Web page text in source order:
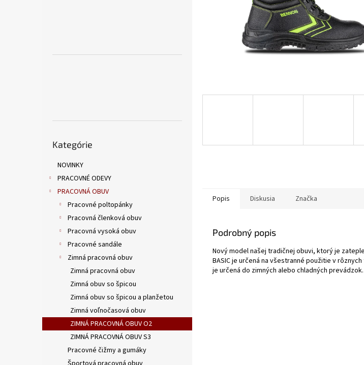
kategórie
Kategórie
NOVINKY
PRACOVNÉ ODEVY
PRACOVNÁ OBUV
Pracovné poltopánky
Pracovná členková obuv
Pracovná vysoká obuv
Pracovné sandále
Zimná pracovná obuv
Zimná pracovná obuv
Zimná obuv so špicou
Zimná obuv so špicou a planžetou
Zimná voľnočasová obuv
ZIMNÁ PRACOVNÁ OBUV O2
ZIMNÁ PRACOVNÁ OBUV S3
Pracovné čižmy a gumáky
Popis Diskusia Značka
Podrobný popis
Nový model našej tradičnej obuvi, ktorý je
BASIC je určená na všestranné použitie v
je určená do zimných alebo chladných prevádzok.